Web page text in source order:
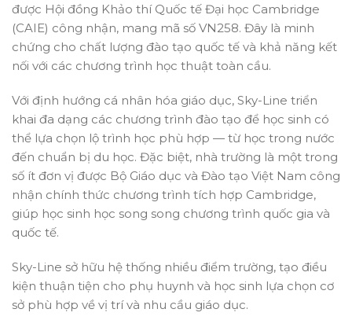
được Hội đồng Khảo thí Quốc tế Đại học Cambridge
(CAIE) công nhận, mang mã số VN258. Đây là minh
chứng cho chất lượng đào tạo quốc tế và khả năng kết
nối với các chương trình học thuật toàn cầu.
Với định hướng cá nhân hóa giáo dục, Sky-Line triển
khai đa dạng các chương trình đào tạo để học sinh có
thể lựa chọn lộ trình học phù hợp — từ học trong nước
đến chuẩn bị du học. Đặc biệt, nhà trường là một trong
số ít đơn vị được Bộ Giáo dục và Đào tạo Việt Nam công
nhận chính thức chương trình tích hợp Cambridge,
giúp học sinh học song song chương trình quốc gia và
quốc tế.
Sky-Line sở hữu hệ thống nhiều điểm trường, tạo điều
kiện thuận tiện cho phụ huynh và học sinh lựa chọn cơ
sở phù hợp về vị trí và nhu cầu giáo dục.